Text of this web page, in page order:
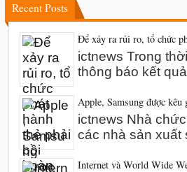
Recent Posts
Để xảy ra rủi ro, tổ chức
ictnews Trong
thông báo kết
Apple, Samsung được
ictnews Nhà
các nhà sản xuất
Internet và World Wide